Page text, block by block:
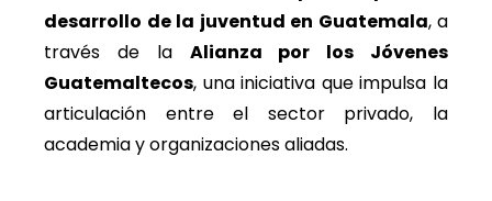
desarrollo de la juventud en Guatemala, a
través de la Alianza por los Jóvenes
Guatemaltecos, una iniciativa que impulsa la
articulación entre el sector privado, la
academia y organizaciones aliadas.